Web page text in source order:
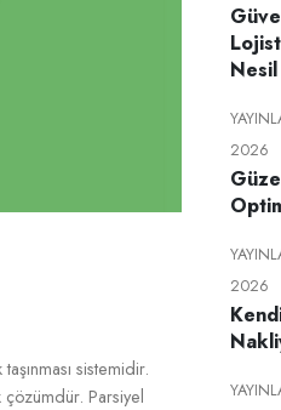
sistemidir.
çözümdür. Parsiyel
2026
2026